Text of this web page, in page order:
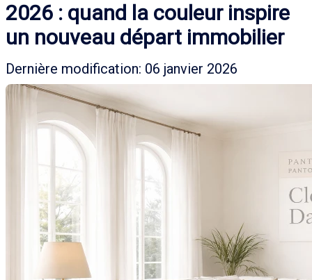
2026 : quand la couleur inspire
un nouveau départ immobilier
Dernière modification: 06 janvier 2026